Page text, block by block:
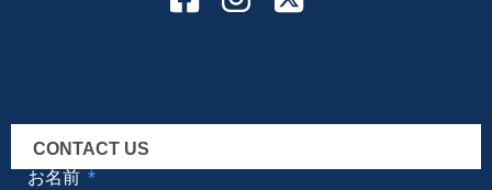
CONTACT US
お名前